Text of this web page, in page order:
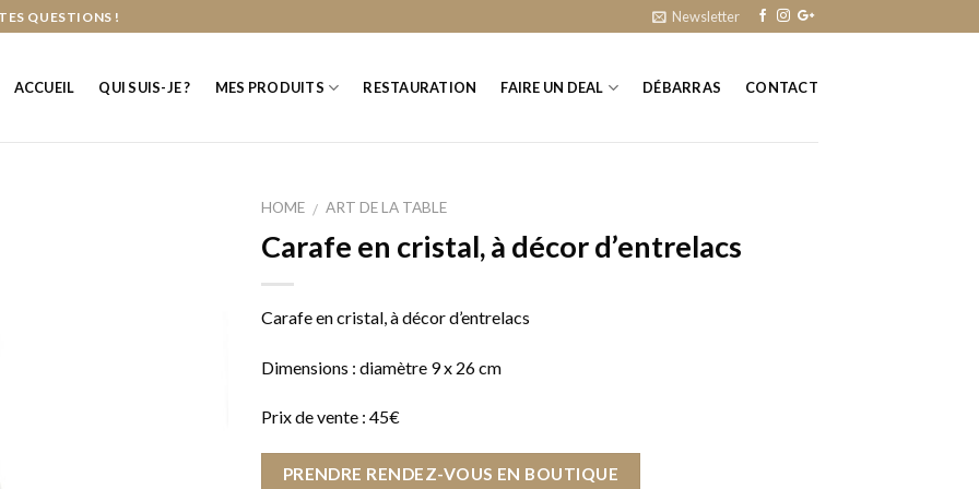
QUESTIONS ! Newsletter
ACCUEIL QUI SUIS-JE ? MES PRODUITS RESTAURATION FAIRE UN DEAL DÉBARRAS CONTACT
HOME / ART DE LA TABLE
Carafe en cristal, à décor d’entrelacs
Carafe en cristal, à décor d’entrelacs
Dimensions : diamètre 9 x 26 cm
Prix de vente : 45€
PRENDRE RENDEZ-VOUS EN BOUTIQUE